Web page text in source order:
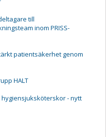
till
inom PRISS-
patientsäkerhet genom
HALT
- nytt